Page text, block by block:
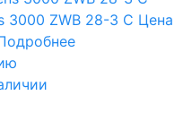
3000 ZWB 28-3 C Цена